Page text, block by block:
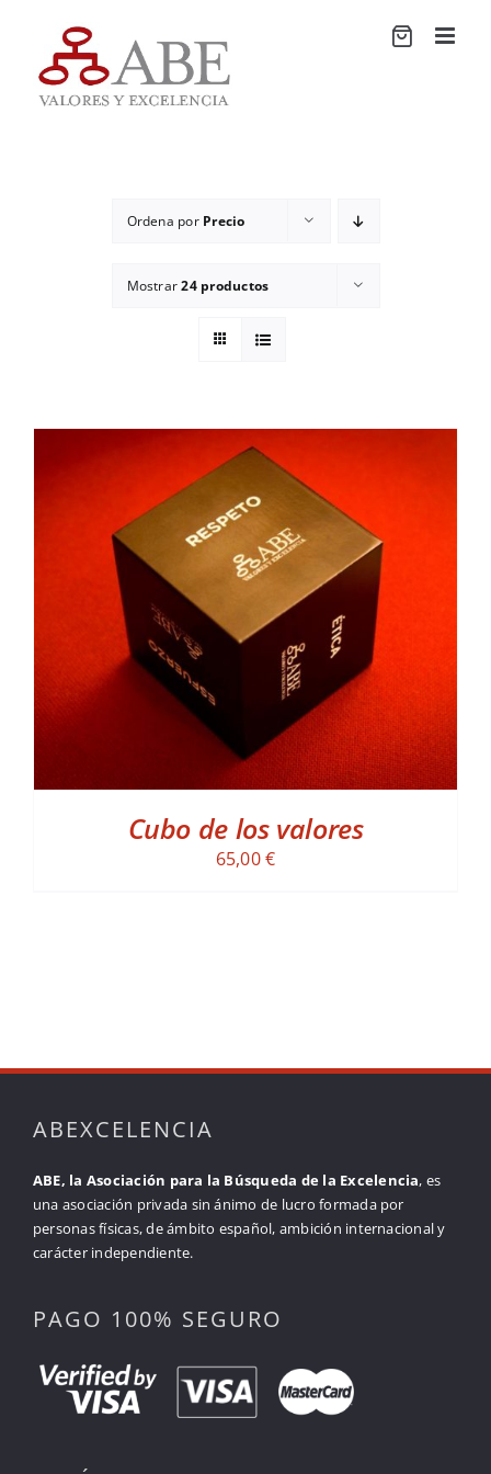
contenido
Ordena por Precio
Mostrar24 productos
ADD TO CART DETALLES
Cubo de los valores
65,00€
ABEXCELENCIA
ABE, la Asociación para la Búsqueda de la Excelencia, es
una asociación privada sin ánimo de lucro formada por
personas físicas, de ámbito español, ambición internacional y
carácter independiente.
PAGO 100% SEGURO